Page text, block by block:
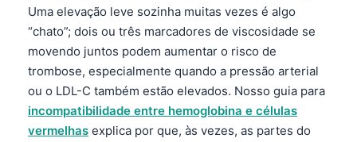
Uma elevação leve sozinha muitas vezes é algo
“chato”; dois ou três marcadores de viscosidade se
movendo juntos podem aumentar o risco de
trombose, especialmente quando a pressão arterial
ou o LDL-C também estão elevados. Nosso guia para
incompatibilidade entre hemoglobina e células
vermelhas explica por que, às vezes, as partes do